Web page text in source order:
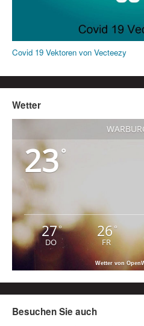
Covid 19 Vektoren von Vecteezy
Wetter
23°
27°
DO
26°
FR
Wetter von
Besuchen Sie auch